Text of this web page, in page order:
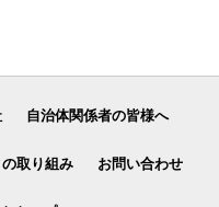
自治体関係者の皆様へ
取り組み お問い合わせ